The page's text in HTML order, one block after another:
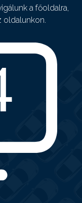
a főoldalra,
oldalunkon.